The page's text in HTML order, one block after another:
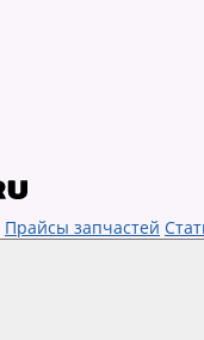
Прайсы запчастей